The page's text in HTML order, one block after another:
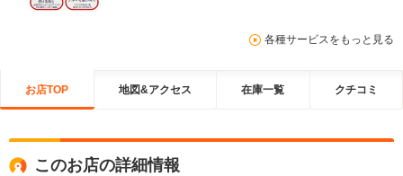
各種サービスをもっと見る
お店TOP 地図&アクセス 在庫一覧 クチコミ
このお店の詳細情報